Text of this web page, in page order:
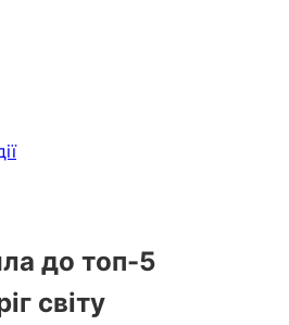
до топ-5
світу